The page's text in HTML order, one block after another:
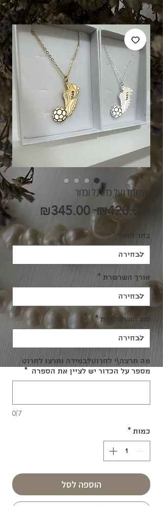
שרשרת נעל כדורגל וכדור
מחיר
רגיל
₪345.00 מחיר
מבצע בחר חומר *
אורך השרשרת *
סוג השרשראות *
מה תרצה\י לחרוט?במידה ותרצו לחרוט
מספר על הכדור יש לציין את הספרה *
0/7
כמות *
הוספה לסל